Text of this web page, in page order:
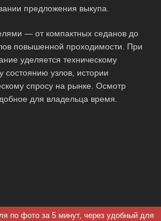
предложения выкупа.
— от компактных седанов до
повышенной проходимости. При
уделяется техническому
состоянию узлов, истории
спросу на рынке. Осмотр
для владельца время.
по фото за 5 минут, через удобный для